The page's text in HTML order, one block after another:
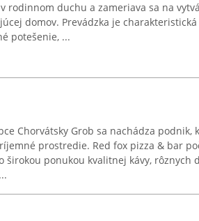
rodinnom duchu a zameriava sa na
domov. Prevádzka je
potešenie, ...
Chorvátsky Grob sa nachádza podnik,
prostredie. Red fox pizza & bar
širokou ponukou kvalitnej kávy, rôznych